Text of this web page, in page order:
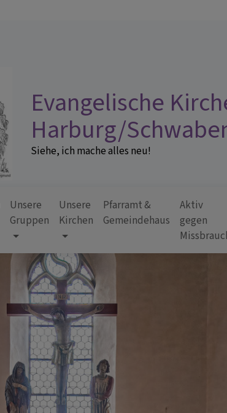
Evangelische
Harburg/
Siehe, ich mache alles neu!
Unsere
Gruppen
Unsere
Kirchen
Pfarramt &
Gemeindehaus
Aktiv
gegen